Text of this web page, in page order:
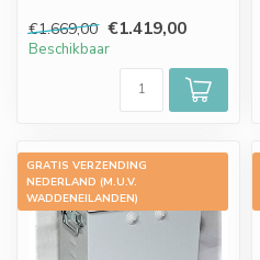
€1.669,00 €1.419,00
Beschikbaar
GRATIS VERZENDING
NEDERLAND (M.U.V.
WADDENEILANDEN)
-15%